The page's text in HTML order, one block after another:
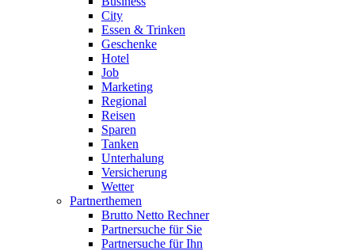
City
Essen & Trinken
Geschenke
Hotel
Job
Marketing
Regional
Reisen
Sparen
Tanken
Unterhalung
Versicherung
Wetter
Partnerthemen
Brutto Netto Rechner
Partnersuche für Sie
Partnersuche für Ihn